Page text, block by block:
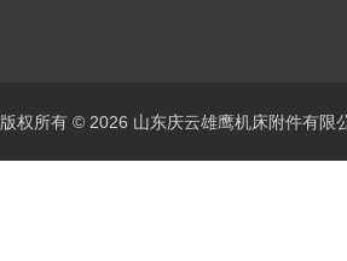
版权所有 © 2026 山东庆云雄鹰机床附件有